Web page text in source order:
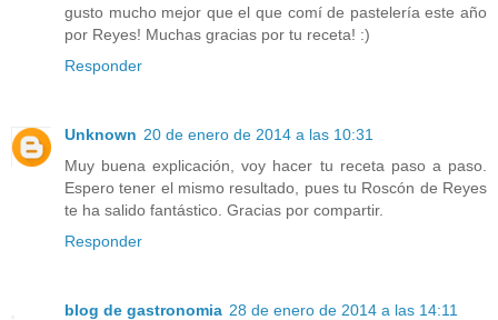
gusto mucho mejor que el que comí de pastelería este año
por Reyes! Muchas gracias por tu receta! :)
Responder
Unknown 20 de enero de 2014 a las 10:31
Muy buena explicación, voy hacer tu receta paso a paso.
Espero tener el mismo resultado, pues tu Roscón de Reyes
te ha salido fantástico. Gracias por compartir.
Responder
blog de gastronomia 28 de enero de 2014 a las 14:11